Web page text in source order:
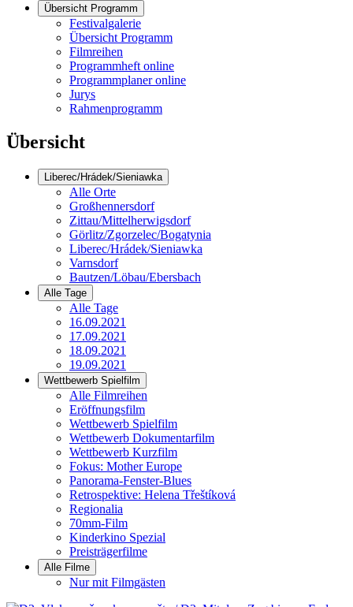
Übersicht Programm
Festivalgalerie
Übersicht Programm
Filmreihen
Programmheft online
Programmplaner online
Jurys
Rahmenprogramm
Übersicht
Liberec/Hrádek/Sieniawka
Alle Orte
Großhennersdorf
Zittau/Mittelherwigsdorf
Görlitz/Zgorzelec/Bogatynia
Liberec/Hrádek/Sieniawka
Varnsdorf
Bautzen/Löbau/Ebersbach
Alle Tage
Alle Tage
16.09.2021
17.09.2021
18.09.2021
19.09.2021
Wettbewerb Spielfilm
Alle Filmreihen
Eröffnungsfilm
Wettbewerb Spielfilm
Wettbewerb Dokumentarfilm
Wettbewerb Kurzfilm
Fokus: Mother Europe
Panorama-Fenster-Blues
Retrospektive: Helena Třeštíková
Regionalia
70mm-Film
Kinderkino Spezial
Preisträgerfilme
Alle Filme
Nur mit Filmgästen